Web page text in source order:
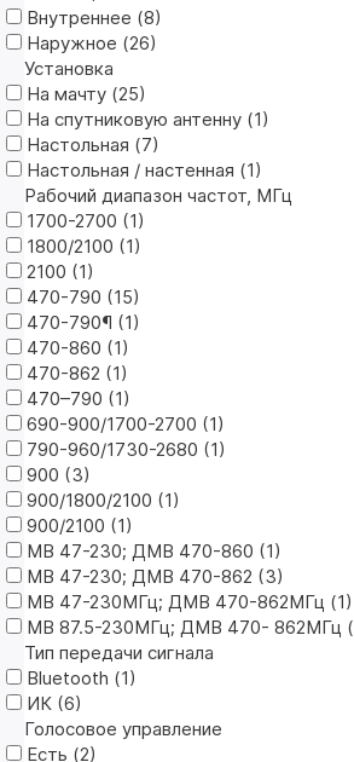
Внутреннее (8)
Наружное (26)
Установка
На мачту (25)
На спутниковую антенну (1)
Настольная (7)
Настольная / настенная (1)
Рабочий диапазон частот, МГц
1700-2700 (1)
1800/2100 (1)
2100 (1)
470-790 (15)
470-790¶ (1)
470-860 (1)
470-862 (1)
470–790 (1)
690-900/1700-2700 (1)
790-960/1730-2680 (1)
900 (3)
900/1800/2100 (1)
900/2100 (1)
МВ 47-230; ДМВ 470-860 (1)
МВ 47-230; ДМВ 470-862 (3)
МВ 47-230МГц; ДМВ 470-862МГц (1)
МВ 87.5-230МГц; ДМВ 470- 862МГц (
Тип передачи сигнала
Bluetooth (1)
ИК (6)
Голосовое управление
Есть (2)